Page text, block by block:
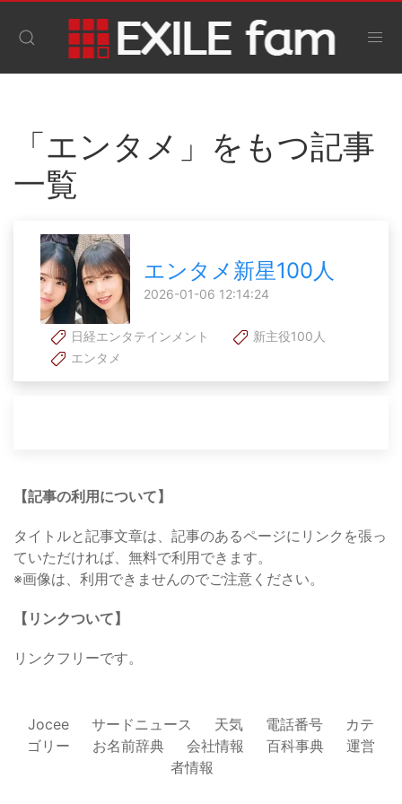
「エンタメ」をもつ記事
一覧
エンタメ新星100人
2026-01-06 12:14:24
日経エンタテインメント
新主役100人
エンタメ
【記事の利用について】
タイトルと記事文章は、記事のあるページにリンクを張っ
ていただければ、無料で利用できます。
※画像は、利用できませんのでご注意ください。
【リンクついて】
リンクフリーです。
Jocee サードニュース 天気 電話番号
カテ
ゴリー
お名前辞典 会社情報 百科事典
運営
者情報